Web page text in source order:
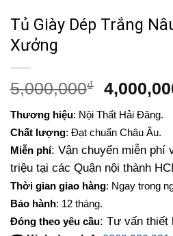
Tủ Giày Dép Trắng
Xưởng
5,000,000₫
Giá
là:
Thương hiệu: Nội Thất Hải Đăng.
Chất lượng: Đạt chuẩn Châu Âu.
Miễn phí: Vận chuyển miễn phí
triệu tại các Quận nội thành
Thời gian giao hàng: Ngay trong
Bảo hành: 12 tháng.
Đóng theo yêu cầu: Tư vấn thiết